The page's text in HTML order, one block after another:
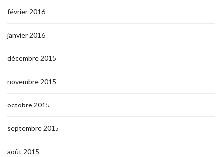
février 2016
janvier 2016
décembre 2015
novembre 2015
octobre 2015
septembre 2015
août 2015